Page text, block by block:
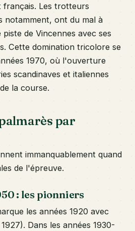
français. Les trotteurs
notamment, ont du mal à
de Vincennes avec ses
Cette domination tricolore se
1970, où l'ouverture
scandinaves et italiennes
la course.
par
immanquablement quand
de l'épreuve.
: les pionniers
les années 1920 avec
Dans les années 1930-